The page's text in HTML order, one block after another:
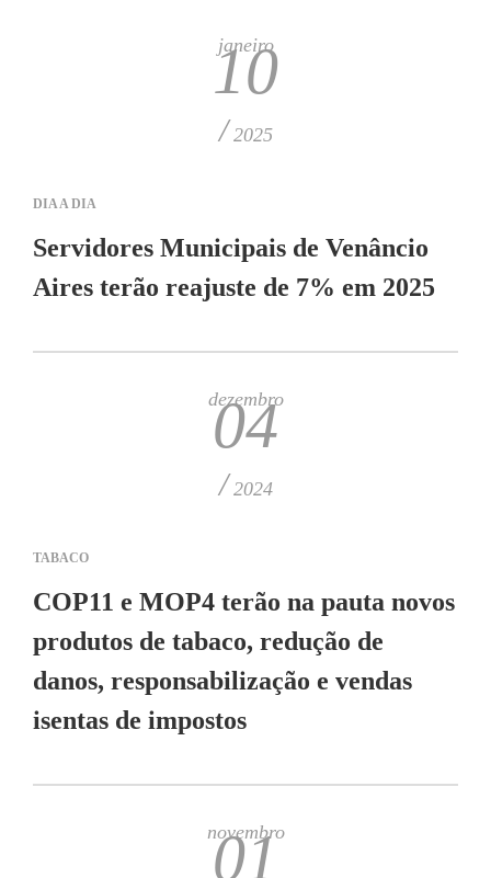
janeiro
10
/ 2025
DIA A DIA
Servidores Municipais de Venâncio
Aires terão reajuste de 7% em 2025
dezembro
04
/ 2024
TABACO
COP11 e MOP4 terão na pauta novos
produtos de tabaco, redução de
danos, responsabilização e vendas
isentas de impostos
novembro
01